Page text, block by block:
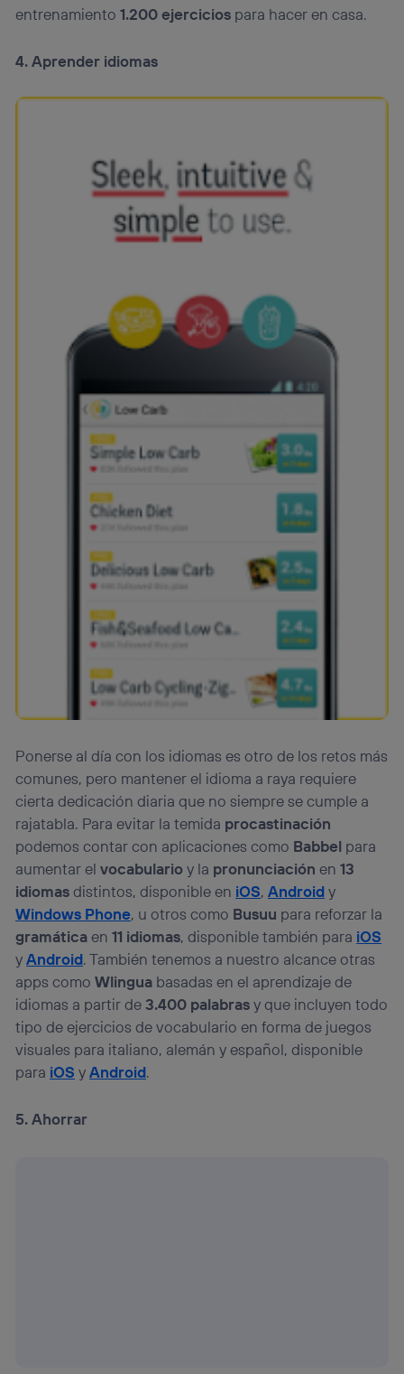
entrenamiento1.200 ejercicios para hacer en casa.
4. Aprender idiomas
Ponerse al día con los idiomas es otro de los retos más
comunes, pero mantener el idioma a raya requiere
cierta dedicación diaria que no siempre se cumple a
rajatabla. Para evitar la temida procastinación
podemos contar con aplicaciones como Babbel para
aumentar elvocabularioy la pronunciación en13
idiomasdistintos, disponible en iOS,Androidy
Windows Phone, u otros como Busuu para reforzar la
gramáticaen11 idiomas, disponible también para iOS
yAndroid. También tenemos a nuestro alcance otras
apps comoWlingua basadas en el aprendizaje de
idiomas a partir de3.400 palabrasy que incluyen todo
tipo de ejercicios de vocabulario en forma de juegos
visuales para italiano, alemán y español, disponible
para iOS yAndroid.
5. Ahorrar